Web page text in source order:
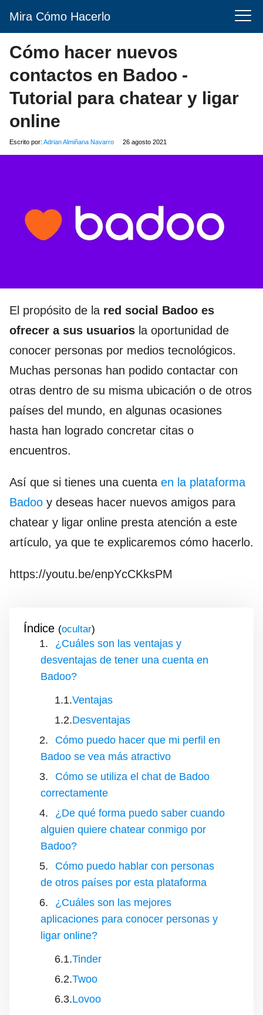
Mira Cómo Hacerlo
Cómo hacer nuevos
contactos en Badoo -
Tutorial para chatear y ligar
online
Escrito por: Adrian Almiñana Navarro 26 agosto 2021
El propósito de la red social Badoo es
ofrecer a sus usuarios la oportunidad de
conocer personas por medios tecnológicos.
Muchas personas han podido contactar con
otras dentro de su misma ubicación o de otros
países del mundo, en algunas ocasiones
hasta han logrado concretar citas o
encuentros.
Así que si tienes una cuenta en la plataforma
Badoo y deseas hacer nuevos amigos para
chatear y ligar online presta atención a este
artículo, ya que te explicaremos cómo hacerlo.
https://youtu.be/enpYcCKksPM
Índice ( )
¿Cuáles son las ventajas y
desventajas de tener una cuenta en
Badoo?
Ventajas
Desventajas
Cómo puedo hacer que mi perfil en
Badoo se vea más atractivo
Cómo se utiliza el chat de Badoo
correctamente
¿De qué forma puedo saber cuando
alguien quiere chatear conmigo por
Badoo?
Cómo puedo hablar con personas
de otros países por esta plataforma
¿Cuáles son las mejores
aplicaciones para conocer personas y
ligar online?
Tinder
Twoo
Lovoo